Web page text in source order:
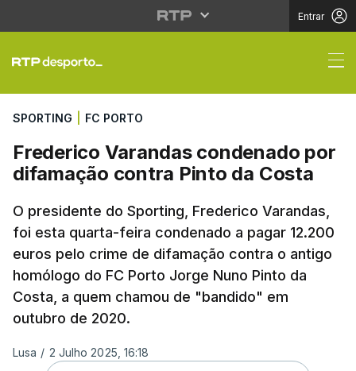
Entrar
Frederico Varandas
SPORTING FC PORTO
Frederico Varandas condenado por
difamação contra Pinto da Costa
O presidente do Sporting, Frederico Varandas,
foi esta quarta-feira condenado a pagar 12.200
euros pelo crime de difamação contra o antigo
homólogo do FC Porto Jorge Nuno Pinto da
Costa, a quem chamou de "bandido" em
outubro de 2020.
Lusa / 2 Julho 2025, 16:18